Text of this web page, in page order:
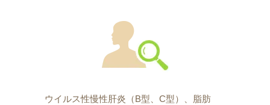
ウイルス性慢性肝炎（B型、C型）、脂肪